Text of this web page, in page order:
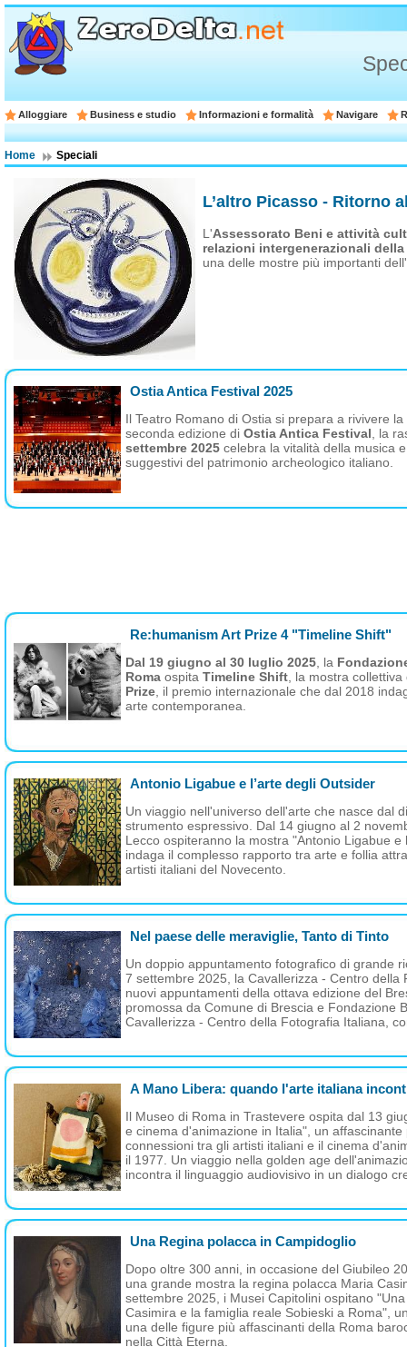
Alloggiare Business e studio Informazioni e formalità Navigare
Home Speciali
L’altro Picasso - Ritorno
L'Assessorato Beni e attività
relazioni intergenerazionali
una delle mostre più importanti
Ostia Antica Festival 2025
Il Teatro Romano di Ostia si prepara a rivivere
seconda edizione di Ostia Antica Festival , la
settembre 2025 celebra la vitalità della musica
suggestivi del patrimonio archeologico italiano.
Re:humanism Art Prize 4 "Timeline Shift"
Dal 19 giugno al 30 luglio 2025 , la
Roma ospita Timeline Shift , la mostra
Prize , il premio internazionale che dal 2018
arte contemporanea.
Antonio Ligabue e l’arte degli Outsider
Un viaggio nell'universo dell'arte che nasce dal
strumento espressivo. Dal 14 giugno al 2
Lecco ospiteranno la mostra "Antonio Ligabue
indaga il complesso rapporto tra arte e follia
artisti italiani del Novecento.
Nel paese delle meraviglie, Tanto di Tinto
Un doppio appuntamento fotografico di grande
7 settembre 2025, la Cavallerizza - Centro
nuovi appuntamenti della ottava edizione del
promossa da Comune di Brescia e Fondazione
Cavallerizza - Centro della Fotografia Italiana,
A Mano Libera: quando l'arte italiana
Il Museo di Roma in Trastevere ospita dal 13
e cinema d'animazione in Italia", un
connessioni tra gli artisti italiani e il cinema
il 1977. Un viaggio nella golden age
incontra il linguaggio audiovisivo in un dialogo
Una Regina polacca in Campidoglio
Dopo oltre 300 anni, in occasione del Giubileo
una grande mostra la regina polacca Maria
settembre 2025, i Musei Capitolini ospitano
Casimira e la famiglia reale Sobieski a Roma",
una delle figure più affascinanti della Roma
nella Città Eterna.